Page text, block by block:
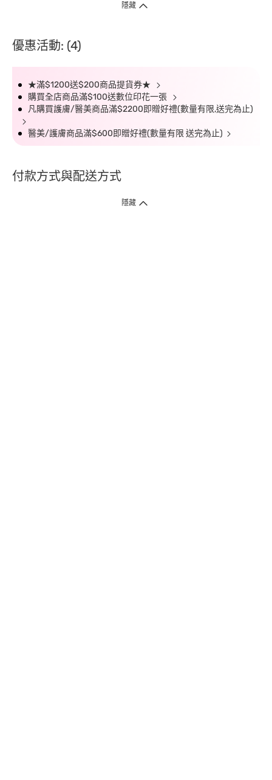
隱藏
優惠活動: (4)
★滿$1200送$200商品提貨券★
購買全店商品滿$100送數位印花一張
凡購買護膚/醫美商品滿$2200即贈好禮(數量有限,送完為止)
醫美/護膚商品滿$600即贈好禮(數量有限 送完為止)
付款方式與配送方式
隱藏